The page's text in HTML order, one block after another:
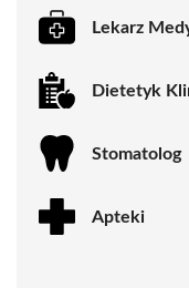
Lekarz
Dietetyk
Stomatolog
Apteki